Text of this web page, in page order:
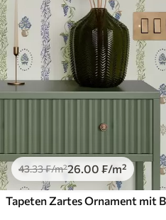
43.33₣/m²26.00 ₣/m²